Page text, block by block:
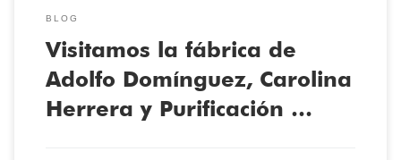
BLOG
Visitamos la fábrica de
Adolfo Domínguez, Carolina
Herrera y Purificación …